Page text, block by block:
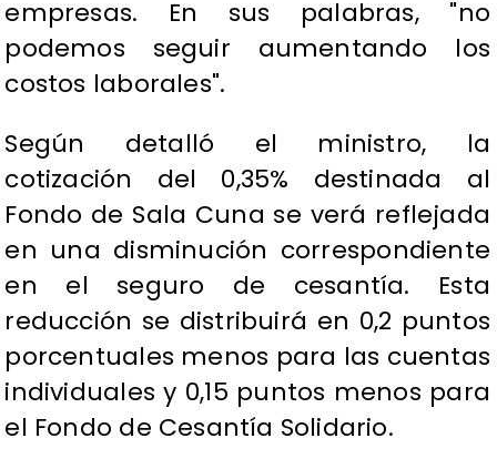
empresas. En sus palabras, "no
podemos seguir aumentando los
costos laborales".
Según detalló el ministro, la
cotización del 0,35% destinada al
Fondo de Sala Cuna se verá reflejada
en una disminución correspondiente
en el seguro de cesantía. Esta
reducción se distribuirá en 0,2 puntos
porcentuales menos para las cuentas
individuales y 0,15 puntos menos para
el Fondo de Cesantía Solidario.